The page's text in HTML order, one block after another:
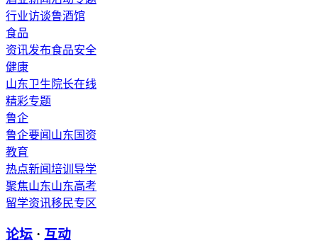
行业访谈鲁酒馆
食品
资讯发布食品安全
健康
山东卫生 院长在线
精彩专题
鲁企
鲁企要闻 山东国资
教育
热点新闻培训导学
聚焦山东山东高考
留学资讯移民专区
论坛 · 互动